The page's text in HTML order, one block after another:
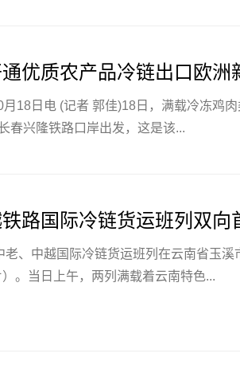
优质农产品冷链出口欧洲
月18日电 (记者 郭佳)18日，满载冷冻鸡
春兴隆铁路口岸出发，这是该...
路国际冷链货运班列双向
老、中越国际冷链货运班列在云南省玉溪
）。当日上午，两列满载着云南特色...